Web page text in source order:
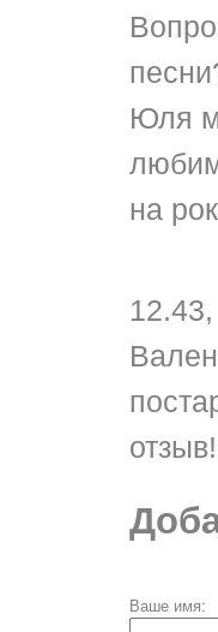
Юля
на
отзыв!
Ваше имя: